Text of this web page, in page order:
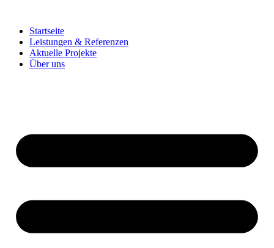
springenStartseite
Leistungen & Referenzen
Aktuelle Projekte
Über uns